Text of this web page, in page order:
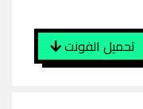
تحميل الفونت